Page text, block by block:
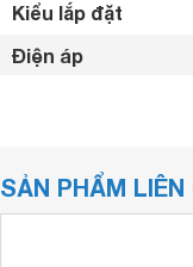
Kiểu lắp đặt
Điện áp
Bảng điều khiển
SẢN PHẨM LIÊN